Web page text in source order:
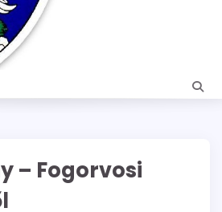
– Fogorvosi